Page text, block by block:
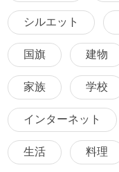
シルエット
国旗 建物
家族 学校
インターネット
生活 料理